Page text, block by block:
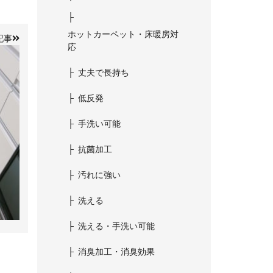
事
ホットカーペット・床暖房対
応
丈夫で長持ち
低反発
手洗い可能
抗菌加工
汚れに強い
洗える
洗える・手洗い可能
消臭加工・消臭効果